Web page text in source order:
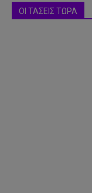
ΟΙ ΤΑΣΕΙΣ ΤΩΡΑ